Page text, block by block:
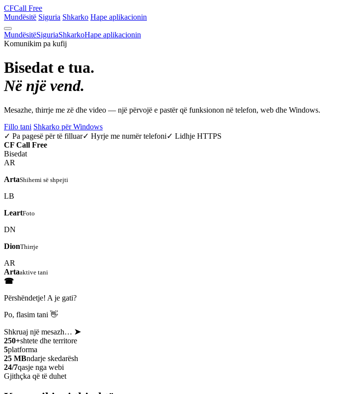
CFCall Free
Mundësitë Siguria Shkarko Hape aplikacionin
MundësitëSiguriaShkarkoHape aplikacionin
Komunikim pa kufij
Bisedat e tua.
Në një vend.
Mesazhe, thirrje me zë dhe video — një përvojë e pastër që funksionon në telefon, web dhe Windows.
Fillo tani Shkarko për Windows
✓ Pa pagesë për të filluar✓ Hyrje me numër telefoni✓ Lidhje HTTPS
CF Call Free
Bisedat
AR
ArtaShihemi së shpejti
LB
LeartFoto
DN
DionThirrje
AR
Artaaktive tani
☎
Përshëndetje! A je gati?
Po, flasim tani 👋
Shkruaj një mesazh… ➤
250+shtete dhe territore
5platforma
25 MBndarje skedarësh
24/7qasje nga webi
Gjithçka që të duhet